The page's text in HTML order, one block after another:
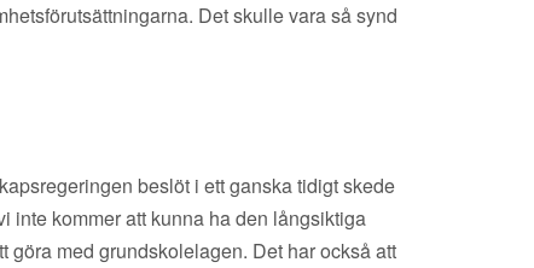
Det skulle vara så synd
beslöt i ett ganska tidigt skede
inte kommer att kunna ha den långsiktiga
göra med grundskolelagen. Det har också att